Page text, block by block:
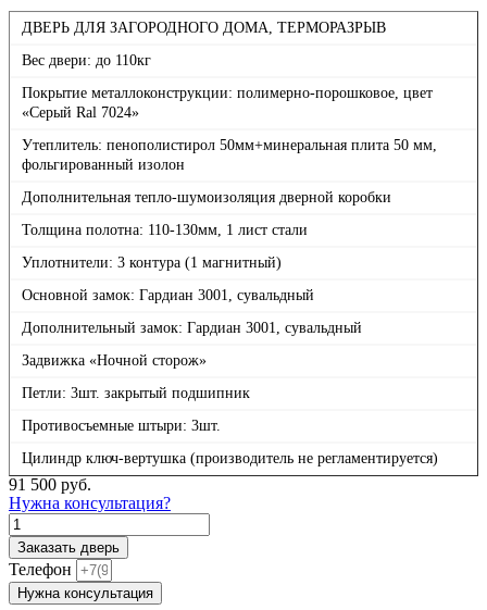
ДВЕРЬ ДЛЯ ЗАГОРОДНОГО ДОМА, ТЕРМОРАЗРЫВ
Вес двери: до 110кг
Покрытие металлоконструкции: полимерно-порошковое, цвет
«Серый Ral 7024»
Утеплитель: пенополистирол 50мм+минеральная плита 50 мм,
фольгированный изолон
Дополнительная тепло-шумоизоляция дверной коробки
Толщина полотна: 110-130мм, 1 лист стали
Уплотнители: 3 контура (1 магнитный)
Основной замок: Гардиан 3001, сувальдный
Дополнительный замок: Гардиан 3001, сувальдный
Задвижка «Ночной сторож»
Петли: 3шт. закрытый подшипник
Противосъемные штыри: 3шт.
Цилиндр ключ-вертушка (производитель не регламентируется)
91 500 руб.
Нужна консультация?
Количество
товара
Сибирь,
панель
049
Заказать дверь
Телефон
Нужна консультация